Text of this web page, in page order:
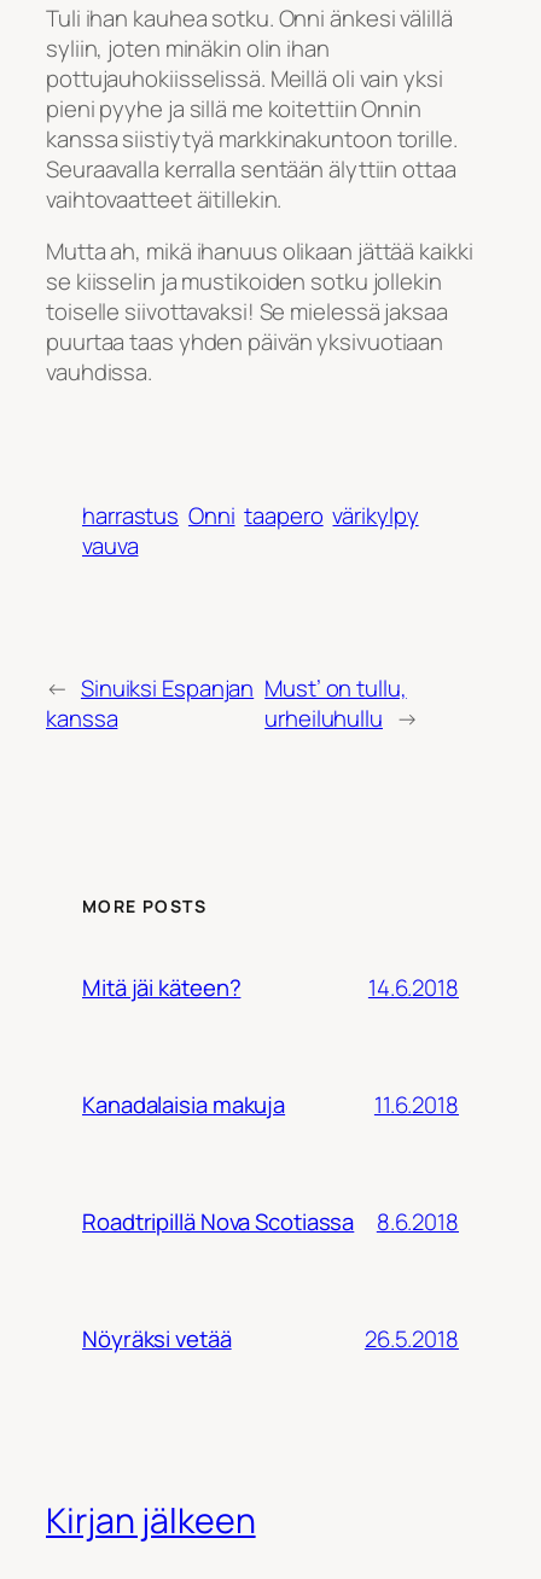
Tuli ihan kauhea sotku. Onni änkesi välillä
syliin, joten minäkin olin ihan
pottujauhokiisselissä. Meillä oli vain yksi
pieni pyyhe ja sillä me koitettiin Onnin
kanssa siistiytyä markkinakuntoon torille.
Seuraavalla kerralla sentään älyttiin ottaa
vaihtovaatteet äitillekin.
Mutta ah, mikä ihanuus olikaan jättää kaikki
se kiisselin ja mustikoiden sotku jollekin
toiselle siivottavaksi! Se mielessä jaksaa
puurtaa taas yhden päivän yksivuotiaan
vauhdissa.
harrastus Onni taapero värikylpy
vauva
← Sinuiksi Espanjan
kanssa
Must’ on tullu,
urheiluhullu →
MORE POSTS
Mitä jäi käteen? 14.6.2018
Kanadalaisia makuja 11.6.2018
Roadtripillä Nova Scotiassa 8.6.2018
Nöyräksi vetää 26.5.2018
Kirjan jälkeen